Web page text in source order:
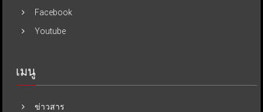
Facebook
Youtube
เมนู
ข่าวสาร